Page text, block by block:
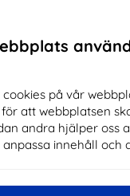
på vår
att webbplatsen
andra hjälper oss
innehåll och
skal On
glass for
I